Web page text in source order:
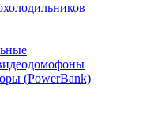
(PowerBank)